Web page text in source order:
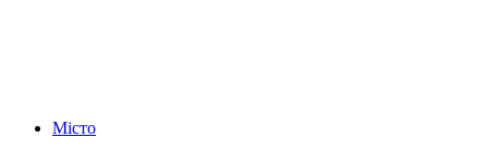
Місто